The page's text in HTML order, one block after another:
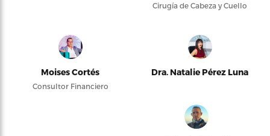
Cirugía de Cabeza y Cuello
Moises Cortés
Consultor Financiero
Dra. Natalie Pérez Luna